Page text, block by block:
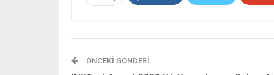
ÖNCEKI GÖNDERI